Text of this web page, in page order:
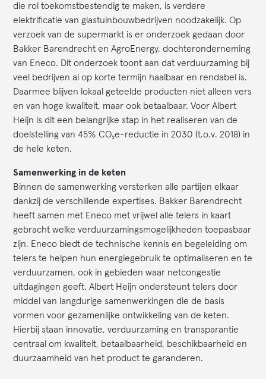
die rol toekomstbestendig te maken, is verdere
elektrificatie van glastuinbouwbedrijven noodzakelijk. Op
verzoek van de supermarkt is er onderzoek gedaan door
Bakker Barendrecht en AgroEnergy, dochteronderneming
van Eneco. Dit onderzoek toont aan dat verduurzaming bij
veel bedrijven al op korte termijn haalbaar en rendabel is.
Daarmee blijven lokaal geteelde producten niet alleen vers
en van hoge kwaliteit, maar ook betaalbaar. Voor Albert
Heijn is dit een belangrijke stap in het realiseren van de
doelstelling van 45% CO₂e-reductie in 2030 (t.o.v. 2018) in
de hele keten.
Samenwerking in de keten
Binnen de samenwerking versterken alle partijen elkaar
dankzij de verschillende expertises. Bakker Barendrecht
heeft samen met Eneco met vrijwel alle telers in kaart
gebracht welke verduurzamingsmogelijkheden toepasbaar
zijn. Eneco biedt de technische kennis en begeleiding om
telers te helpen hun energiegebruik te optimaliseren en te
verduurzamen, ook in gebieden waar netcongestie
uitdagingen geeft. Albert Heijn ondersteunt telers door
middel van langdurige samenwerkingen die de basis
vormen voor gezamenlijke ontwikkeling van de keten.
Hierbij staan innovatie, verduurzaming en transparantie
centraal om kwaliteit, betaalbaarheid, beschikbaarheid en
duurzaamheid van het product te garanderen.